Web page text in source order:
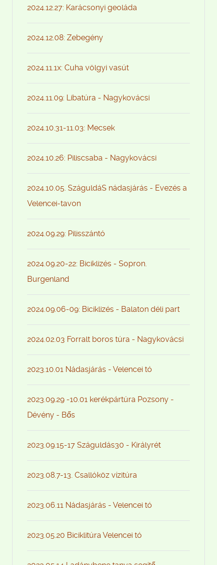
2024.12.27: Karácsonyi geoláda
2024.12.08: Zebegény
2024.11.1x: Cuha völgyi vasút
2024.11.09: Libatúra - Nagykovácsi
2024.10.31-11.03: Mecsek
2024.10.26: Piliscsaba - Nagykovácsi
2024.10.05. SzáguldáS nádasjárás - Evezés a
Velencei-tavon
2024.09.29: Pilisszántó
2024.09.20-22: Biciklizés - Sopron.
Burgenland
2024.09.06-09: Biciklizés - Balaton déli part
2024.02.03 Forralt boros túra - Nagykovácsi
2023.10.01 Nádasjárás - Velencei tó
2023.09.29 -10.01 kerékpártúra Pozsony -
Dévény - Bős
2023.09.15-17 Száguldás30 - Királyrét
2023.08.7-13. Csallóköz vízitúra
2023.06.11 Nádasjárás - Velencei tó
2023.05.20 Biciklitúra Velencei tó